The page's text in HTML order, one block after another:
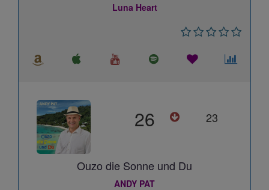
Luna Heart
26 23
Ouzo die Sonne und Du
ANDY PAT